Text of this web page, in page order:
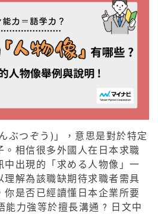
ぶつぞう)」
，意思是對於特定
。相信很多外國人在日本求職
中出現的「求める人物像」一
理解為該職缺期待求職者需具
你是否已經讀懂日本企業所要
能力強等於擅長溝通 ? 日文中